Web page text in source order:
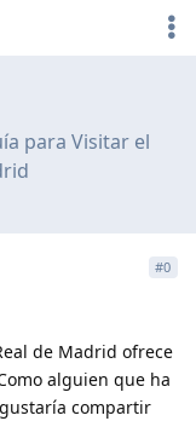
para Visitar el
#0
de Madrid ofrece
alguien que ha
compartir